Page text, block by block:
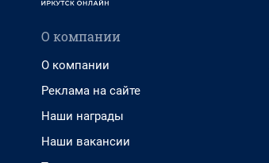
О компании
О компании
Реклама на сайте
Наши награды
Наши вакансии